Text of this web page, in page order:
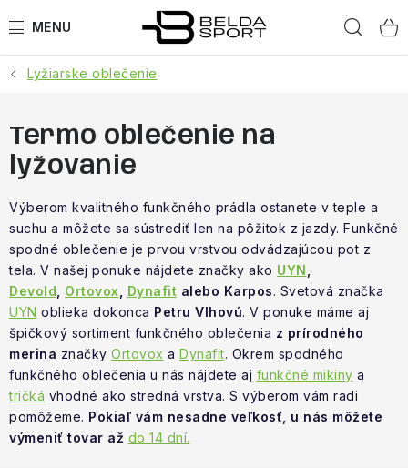
na
ŠPORTY
BEH
BOGNER
GOLDBERGH
OBLEČENIE
OBUV
DOPLNKY
NAŠE SLUŽBY
Lyžiarske oblečenie
Termo oblečenie na
lyžovanie
Výberom kvalitného funkčného prádla ostanete v teple a
suchu a môžete sa sústrediť len na pôžitok z jazdy. Funkčné
spodné oblečenie je prvou vrstvou odvádzajúcou pot z
tela. V našej ponuke nájdete značky ako UYN
Devold
Ortovox Dynafit alebo Karpos. Svetová značka
UYN oblieka dokonca Petru Vlhovú. V ponuke máme aj
špičkový sortiment funkčného oblečenia z prírodného
merina značky Ortovox a Dynafit. Okrem spodného
funkčného oblečenia u nás nájdete aj funkčné mikiny a
tričká vhodné ako stredná vrstva. S výberom vám radi
pomôžeme. Pokiaľ vám nesadne veľkosť, u nás môžete
výmeniť tovar až do 14 dní.